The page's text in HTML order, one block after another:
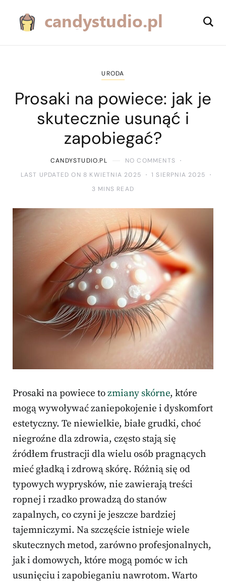
URODA
Prosaki na powiece: jak je
skutecznie usunąć i
zapobiegać?
CANDYSTUDIO.PL
NO COMMENTS
LAST UPDATED ON 8 KWIETNIA 2025
1 SIERPNIA 2025
3 MINS READ
Prosaki na powiece tozmiany skórne, które
mogą wywoływać zaniepokojenie i dyskomfort
estetyczny. Te niewielkie, białe grudki, choć
niegroźne dla zdrowia, często stają się
źródłem frustracji dla wielu osób pragnących
mieć gładką i zdrową skórę. Różnią się od
typowych wyprysków, nie zawierają treści
ropnej i rzadko prowadzą do stanów
zapalnych, co czyni je jeszcze bardziej
tajemniczymi. Na szczęście istnieje wiele
skutecznych metod, zarówno profesjonalnych,
jak i domowych, które mogą pomóc w ich
usunięciu i zapobieganiu nawrotom. Warto